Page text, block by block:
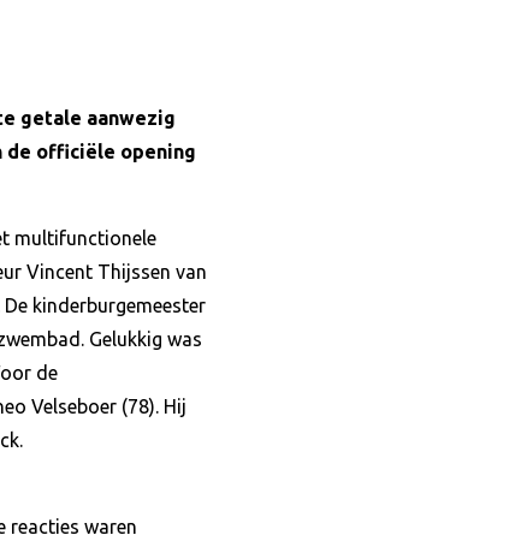
getale aanwezig
de officiële opening
multifunctionele
Vincent Thijssen van
kinderburgemeester
Gelukkig was
de
Velseboer (78). Hij
reacties waren